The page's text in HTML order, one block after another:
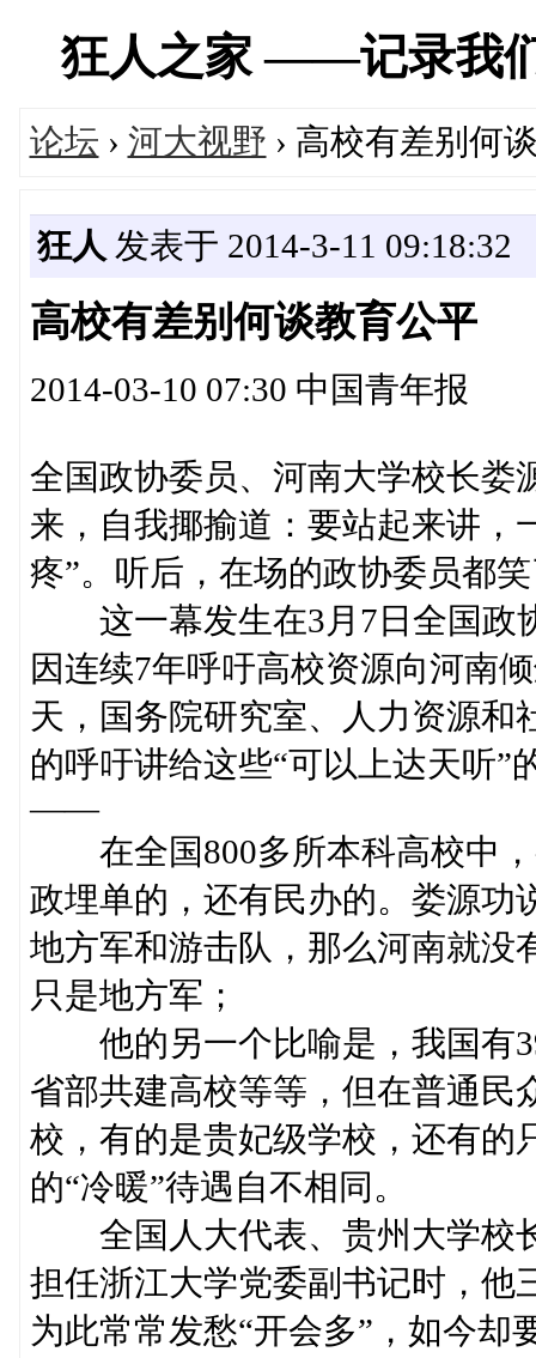
狂人之家 ——记录我
论坛 › 河大视野 › 高校有差别何
狂人 发表于 2014-3-11 09:18:32
高校有差别何谈教育公平
2014-03-10 07:30 中国青年报
全国政协委员、河南大学校长娄
来，自我揶揄道：要站起来讲，
疼”。听后，在场的政协委员都
这一幕发生在3月7日全国政
因连续7年呼吁高校资源向河南
天，国务院研究室、人力资源和
的呼吁讲给这些“可以上达天听”
——
在全国800多所本科高校中，
政埋单的，还有民办的。娄源功
地方军和游击队，那么河南就没
只是地方军；
他的另一个比喻是，我国有39
省部共建高校等等，但在普通民
校，有的是贵妃级学校，还有的
的“冷暖”待遇自不相同。
全国人大代表、贵州大学校
担任浙江大学党委副书记时，他
为此常常发愁“开会多”，如今